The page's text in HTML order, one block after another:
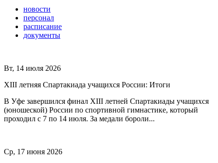
новости
персонал
расписание
документы
Вт, 14 июля 2026
XIII летняя Спартакиада учащихся России: Итоги
В Уфе завершился финал XIII летней Спартакиады учащихся
(юношеской) России по спортивной гимнастике, который
проходил с 7 по 14 июля. За медали бороли...
Ср, 17 июня 2026